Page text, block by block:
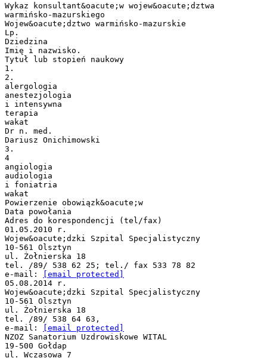
Wykaz konsultant&oacute;w wojew&oacute;dztwa
warmińsko-mazurskiego
Wojew&oacute;dztwo warmińsko-mazurskie
Lp.
Dziedzina
Imię i nazwisko.
Tytuł lub stopień naukowy
1.
2.
alergologia
anestezjologia
i intensywna
terapia
wakat
Dr n. med.
Dariusz Onichimowski
3.
4
angiologia
audiologia
i foniatria
wakat
Powierzenie obowiązk&oacute;w
Data powołania
Adres do korespondencji (tel/fax)
01.05.2010 r.
Wojew&oacute;dzki Szpital Specjalistyczny
10-561 Olsztyn
ul. Żołnierska 18
tel. /89/ 538 62 25; tel./ fax 533 78 82
e-mail:
[email protected]
05.08.2014 r.
Wojew&oacute;dzki Szpital Specjalistyczny
10-561 Olsztyn
ul. Żołnierska 18
tel. /89/ 538 64 63,
e-mail:
[email protected]
NZOZ Sanatorium Uzdrowiskowe WITAL
19-500 Gołdap
ul. Wczasowa 7